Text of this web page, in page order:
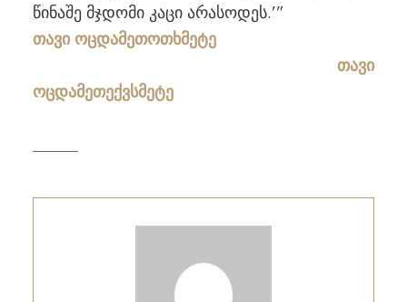
წინაშე მჯდომი კაცი არასოდეს.’”
თავი ოცდამეთოთხმეტე
თავი
ოცდამეთექვსმეტე